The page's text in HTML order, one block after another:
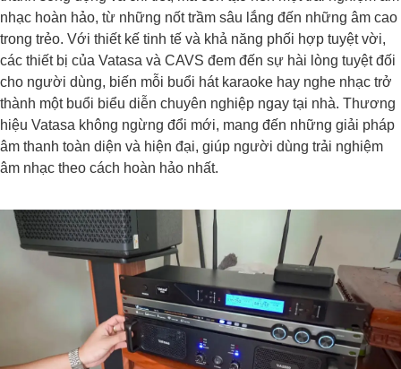
nhạc hoàn hảo, từ những nốt trầm sâu lắng đến những âm cao
trong trẻo. Với thiết kế tinh tế và khả năng phối hợp tuyệt vời,
các thiết bị của Vatasa và CAVS đem đến sự hài lòng tuyệt đối
cho người dùng, biến mỗi buổi hát karaoke hay nghe nhạc trở
thành một buổi biểu diễn chuyên nghiệp ngay tại nhà. Thương
hiệu Vatasa không ngừng đổi mới, mang đến những giải pháp
âm thanh toàn diện và hiện đại, giúp người dùng trải nghiệm
âm nhạc theo cách hoàn hảo nhất.